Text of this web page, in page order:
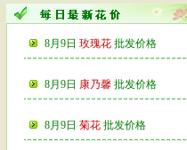
8月9日 玫瑰花 批发价格
8月9日 康乃馨 批发价格
8月9日 菊花 批发价格